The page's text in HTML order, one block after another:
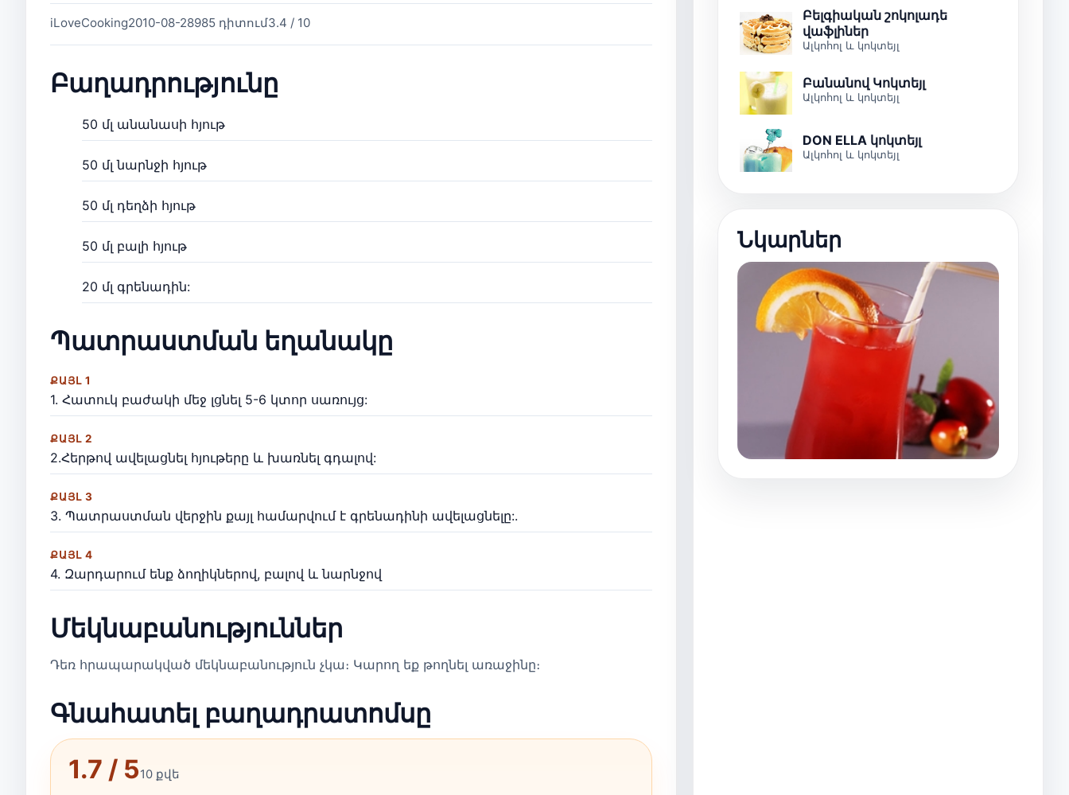
iLoveCooking2010-08-28985 դիտում3.4 / 10
Բաղադրությունը
50 մլ անանասի հյութ
50 մլ նարնջի հյութ
50 մլ դեղձի հյութ
50 մլ բալի հյութ
20 մլ գրենադին:
Պատրաստման եղանակը
ՔԱՅԼ 1
1. Հատուկ բաժակի մեջ լցնել 5-6 կտոր սառույց:
ՔԱՅԼ 2
2.Հերթով ավելացնել հյութերը և խառնել գդալով:
ՔԱՅԼ 3
3. Պատրաստման վերջին քայլ համարվում է գրենադինի ավելացնելը:.
ՔԱՅԼ 4
4. Զարդարում ենք ձողիկներով, բալով և նարնջով
Մեկնաբանություններ
Դեռ հրապարակված մեկնաբանություն չկա։ Կարող եք թողնել առաջինը։
Գնահատել բաղադրատոմսը
1.7 / 510 քվե
Բելգիական շոկոլադե
վաֆլիներ
Ալկոհոլ և կոկտեյլ
Բանանով Կոկտեյլ
Ալկոհոլ և կոկտեյլ
DON ELLA կոկտեյլ
Ալկոհոլ և կոկտեյլ
Նկարներ